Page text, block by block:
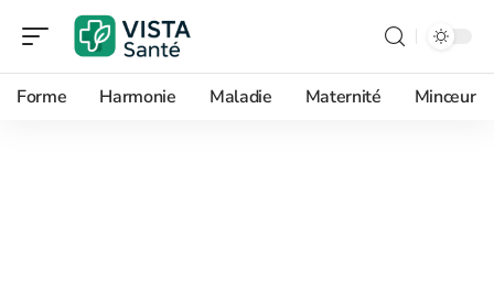
Forme Harmonie Maladie Maternité Minceur